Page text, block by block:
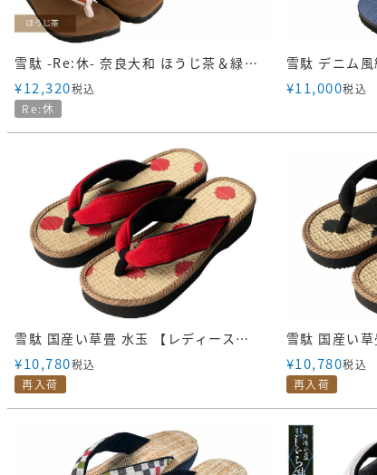
雪駄 -Re:休- 奈良大和 ほうじ茶＆緑茶染め2色 【レディース】｜R1162
¥12,320税込
Re:休
¥11,000税込
雪駄 国産い草畳 水玉 【レディース】｜R459｜赤
¥10,780税込
再入荷
¥10,780税込
再入荷